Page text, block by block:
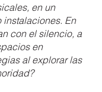
en un
En
con el silencio, a
en
al explorar las